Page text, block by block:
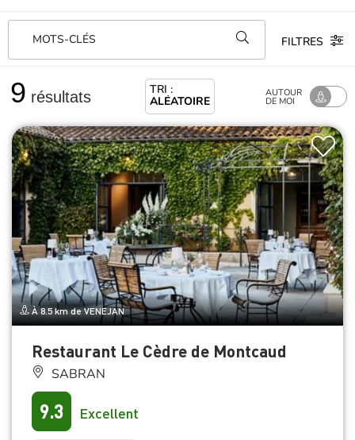
MOTS-CLÉS FILTRES
9 résultats TRI :
ALÉATOIRE
AUTOUR
DE MOI
À 8.5 km de VENEJAN
Restaurant Le Cèdre de Montcaud
SABRAN
9.3 Excellent